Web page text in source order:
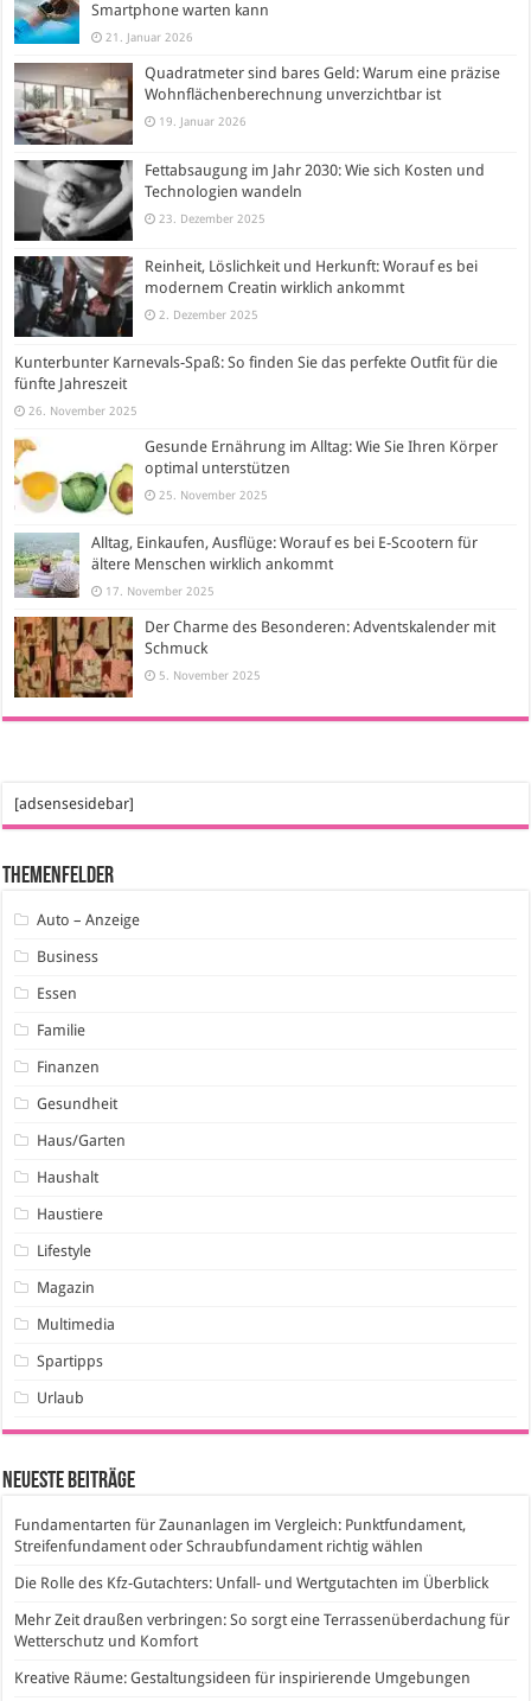
Smartphone warten kann
21. Januar 2026
Quadratmeter sind bares Geld: Warum eine präzise
Wohnflächenberechnung unverzichtbar ist
19. Januar 2026
Fettabsaugung im Jahr 2030: Wie sich Kosten und
Technologien wandeln
23. Dezember 2025
Reinheit, Löslichkeit und Herkunft: Worauf es bei
modernem Creatin wirklich ankommt
2. Dezember 2025
Kunterbunter Karnevals-Spaß: So finden Sie das perfekte Outfit für die
fünfte Jahreszeit
26. November 2025
Gesunde Ernährung im Alltag: Wie Sie Ihren Körper
optimal unterstützen
25. November 2025
Alltag, Einkaufen, Ausflüge: Worauf es bei E-Scootern für
ältere Menschen wirklich ankommt
17. November 2025
Der Charme des Besonderen: Adventskalender mit
Schmuck
5. November 2025
[adsensesidebar]
Themenfelder
Auto – Anzeige
Business
Essen
Familie
Finanzen
Gesundheit
Haus/Garten
Haushalt
Haustiere
Lifestyle
Magazin
Multimedia
Spartipps
Urlaub
Neueste Beiträge
Fundamentarten für Zaunanlagen im Vergleich: Punktfundament,
Streifenfundament oder Schraubfundament richtig wählen
Die Rolle des Kfz-Gutachters: Unfall- und Wertgutachten im Überblick
Mehr Zeit draußen verbringen: So sorgt eine Terrassenüberdachung für
Wetterschutz und Komfort
Kreative Räume: Gestaltungsideen für inspirierende Umgebungen